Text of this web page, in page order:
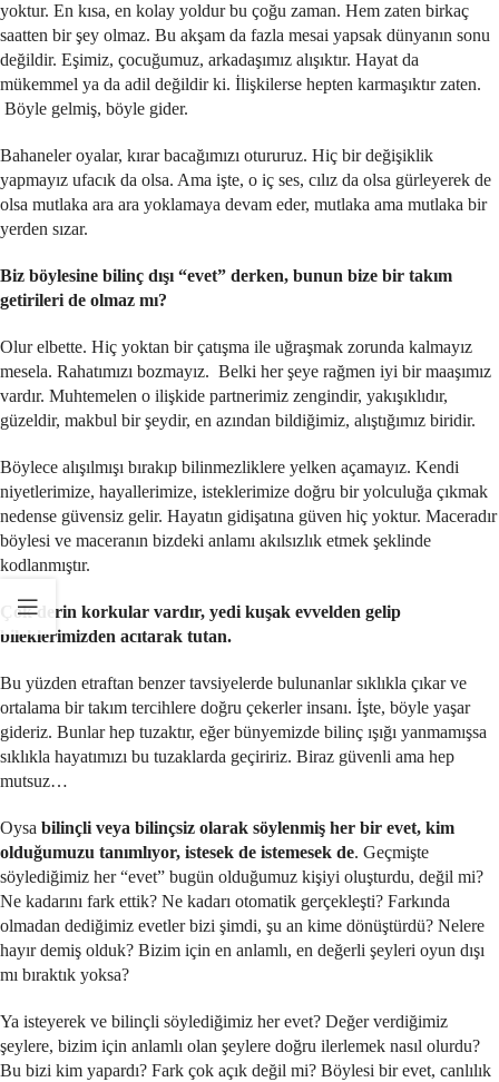
yoktur. En kısa, en kolay yoldur bu çoğu zaman. Hem zaten birkaç
saatten bir şey olmaz. Bu akşam da fazla mesai yapsak dünyanın sonu
değildir. Eşimiz, çocuğumuz, arkadaşımız alışıktır. Hayat da
mükemmel ya da adil değildir ki. İlişkilerse hepten karmaşıktır zaten.
Böyle gelmiş, böyle gider.
Bahaneler oyalar, kırar bacağımızı otururuz. Hiç bir değişiklik
yapmayız ufacık da olsa. Ama işte, o iç ses, cılız da olsa gürleyerek de
olsa mutlaka ara ara yoklamaya devam eder, mutlaka ama mutlaka bir
yerden sızar.
Biz böylesine bilinç dışı “evet” derken, bunun bize bir takım
getirileri de olmaz mı?
Olur elbette. Hiç yoktan bir çatışma ile uğraşmak zorunda kalmayız
mesela. Rahatımızı bozmayız. Belki her şeye rağmen iyi bir maaşımız
vardır. Muhtemelen o ilişkide partnerimiz zengindir, yakışıklıdır,
güzeldir, makbul bir şeydir, en azından bildiğimiz, alıştığımız biridir.
Böylece alışılmışı bırakıp bilinmezliklere yelken açamayız. Kendi
niyetlerimize, hayallerimize, isteklerimize doğru bir yolculuğa çıkmak
nedense güvensiz gelir. Hayatın gidişatına güven hiç yoktur. Maceradır
böylesi ve maceranın bizdeki anlamı akılsızlık etmek şeklinde
kodlanmıştır.
Çok derin korkular vardır, yedi kuşak evvelden gelip
bileklerimizden acıtarak tutan.
Bu yüzden etraftan benzer tavsiyelerde bulunanlar sıklıkla çıkar ve
ortalama bir takım tercihlere doğru çekerler insanı. İşte, böyle yaşar
gideriz. Bunlar hep tuzaktır, eğer bünyemizde bilinç ışığı yanmamışsa
sıklıkla hayatımızı bu tuzaklarda geçiririz. Biraz güvenli ama hep
mutsuz…
Oysa bilinçli veya bilinçsiz olarak söylenmiş her bir evet, kim
olduğumuzu tanımlıyor, istesek de istemesek de. Geçmişte
söylediğimiz her “evet” bugün olduğumuz kişiyi oluşturdu, değil mi?
Ne kadarını fark ettik? Ne kadarı otomatik gerçekleşti? Farkında
olmadan dediğimiz evetler bizi şimdi, şu an kime dönüştürdü? Nelere
hayır demiş olduk? Bizim için en anlamlı, en değerli şeyleri oyun dışı
mı bıraktık yoksa?
Ya isteyerek ve bilinçli söylediğimiz her evet? Değer verdiğimiz
şeylere, bizim için anlamlı olan şeylere doğru ilerlemek nasıl olurdu?
Bu bizi kim yapardı? Fark çok açık değil mi? Böylesi bir evet, canlılık